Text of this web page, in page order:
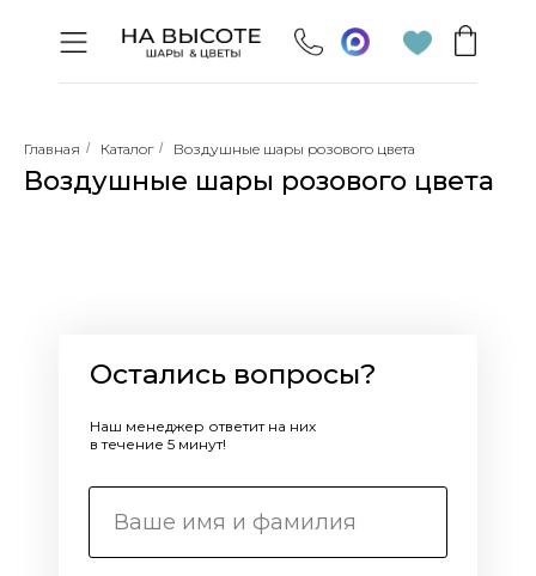
Главная / Каталог / Воздушные шары розового цвета
Воздушные шары розового цвета
Остались вопросы?
Наш менеджер ответит на них
в течение 5 минут!